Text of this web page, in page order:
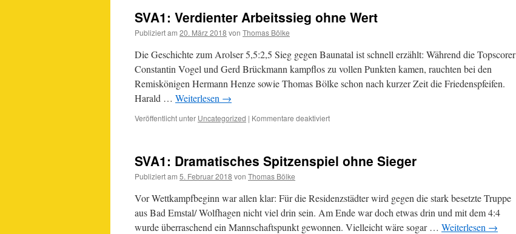
SVA1: Verdienter Arbeitssieg ohne Wert
Publiziert am 20. März 2018 von Thomas Bölke
Die Geschichte zum Arolser 5,5:2,5 Sieg gegen Baunatal ist schnell erzählt: Während die Topscorer
Constantin Vogel und Gerd Brückmann kampflos zu vollen Punkten kamen, rauchten bei den
Remiskönigen Hermann Henze sowie Thomas Bölke schon nach kurzer Zeit die Friedenspfeifen.
Harald … Weiterlesen →
Veröffentlicht unter Uncategorized | Kommentare deaktiviertfür
ohne
SVA1: Dramatisches Spitzenspiel ohne Sieger
Publiziert am 5. Februar 2018 von Thomas Bölke
Vor Wettkampfbeginn war allen klar: Für die Residenzstädter wird gegen die stark besetzte Truppe
aus Bad Emstal/ Wolfhagen nicht viel drin sein. Am Ende war doch etwas drin und mit dem 4:4
wurde überraschend ein Mannschaftspunkt gewonnen. Vielleicht wäre sogar … Weiterlesen →